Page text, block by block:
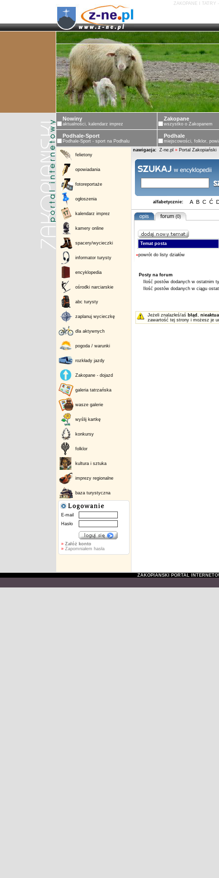
ZAKOPANE I TATRY
Nowiny
aktualności, kalendarz imprez
Zakopane
wszystko o Zakopanem
Podhale-Sport
Podhale-Sport - sport na Podhalu
Podhale
miejscowości, folklor,
felietony
opowiadania
fotoreportaże
ogłoszenia
kalendarz imprez
kamery online
spacery/wycieczki
informator turysty
encyklopedia
ośrodki narciarskie
abc turysty
zaplanuj wycieczkę
dla aktywnych
pogoda / warunki
rozkłady jazdy
Zakopane - dojazd
galeria tatrzańska
wasze galerie
wyślij kartkę
konkursy
folklor
kultura i sztuka
imprezy regionalne
baza turystyczna
E-mail
Hasło
» Załóż konto
»Zapomniałem hasła
nawigacja: Z-ne.pl » Portal Zakopiański
alfabetycznie: A B C Ć
opis forum (0)
Temat posta
«powrót do listy działów
Posty na forum
Ilość postów dodanych w ostatnim
Ilość postów dodanych w ciągu
Jeżeli znalazłeś/aś błąd ,
zawartość tej strony i możesz je
ZAKOPIAŃSKI PORTAL